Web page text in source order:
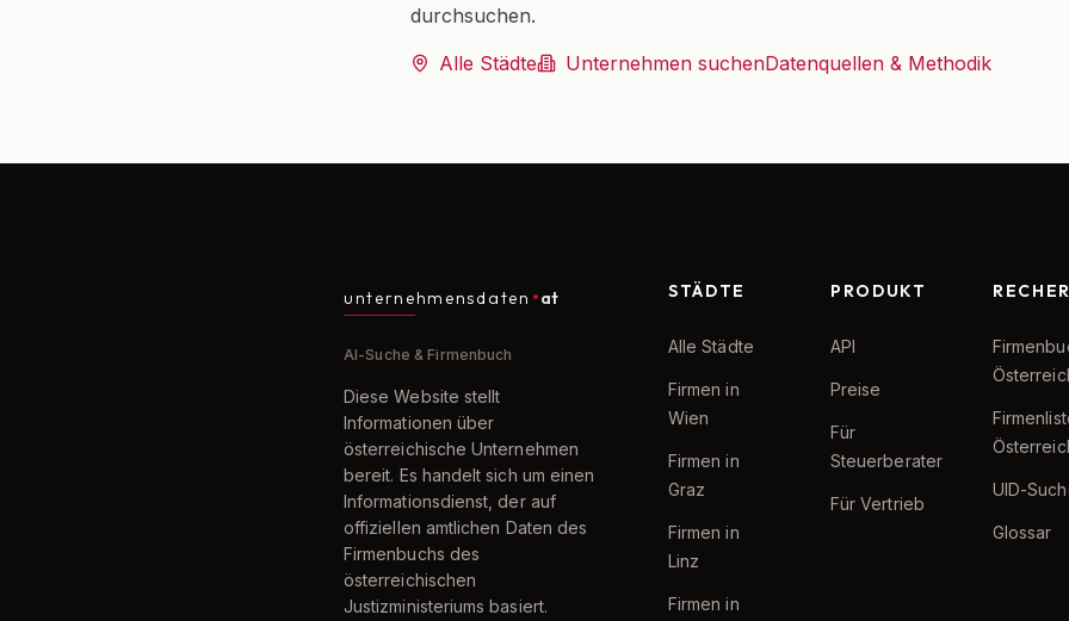
durchsuchen.
Alle Städte
Unternehmen suchenDatenquellen & Methodik
unternehmensdaten at
AI-Suche & Firmenbuch
Diese Website stellt
Informationen über
österreichische Unternehmen
bereit. Es handelt sich um einen
Informationsdienst, der auf
offiziellen amtlichen Daten des
Firmenbuchs des
österreichischen
Justizministeriums basiert.
STÄDTE
Alle Städte
Firmen in
Wien
Firmen in
Graz
Firmen in
Linz
Firmen in
PRODUKT
API
Preise
Für
Steuerberater
Für Vertrieb
UID-
Glossar